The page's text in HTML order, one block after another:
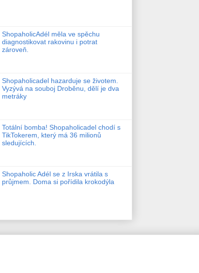
ShopaholicAdél měla ve spěchu
diagnostikovat rakovinu i potrat
zároveň.
Shopaholicadel hazarduje se životem.
Vyzývá na souboj Droběnu, dělí je dva
metráky
Totální bomba! Shopaholicadel chodí s
TikTokerem, který má 36 milionů
sledujících.
Shopaholic Adél se z Irska vrátila s
průjmem. Doma si pořídila krokodýla